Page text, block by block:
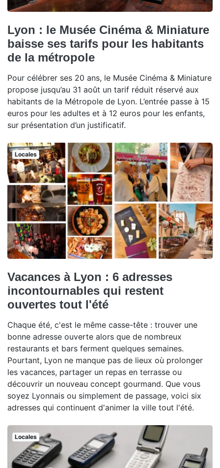
Lyon : le Musée Cinéma & Miniature
baisse ses tarifs pour les habitants
de la métropole
Pour célébrer ses 20 ans, le Musée Cinéma & Miniature
propose jusqu’au 31 août un tarif réduit réservé aux
habitants de la Métropole de Lyon. L’entrée passe à 15
euros pour les adultes et à 12 euros pour les enfants,
sur présentation d’un justificatif.
Locales
Vacances à Lyon : 6 adresses
incontournables qui restent
ouvertes tout l'été
Chaque été, c'est le même casse-tête : trouver une
bonne adresse ouverte alors que de nombreux
restaurants et bars ferment quelques semaines.
Pourtant, Lyon ne manque pas de lieux où prolonger
les vacances, partager un repas en terrasse ou
découvrir un nouveau concept gourmand. Que vous
soyez Lyonnais ou simplement de passage, voici six
adresses qui continuent d'animer la ville tout l'été.
Locales